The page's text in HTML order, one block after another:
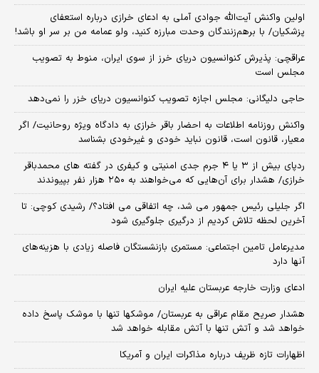
اولین واکنش آیت‌الله جوادی آملی به ادعای خرازی درباره استعفای
پزشکیان/ با برهم‌زنندگان وحدت مبارزه کنید، ولو عمامه من بر سر او باشد!
عراقچی: پذیرش کنوانسیون دریای خرز از سوی ایران، منوط به تصویب
مجلس است
حاجی دلیگانی: مجلس اجازه تصویب کنوانسیون دریای خزر را نمی‌دهد
واکنش روزنامه اطلاعات به احضار باقر خرازی به دادگاه ویژه روحانیت/ اگر
معیار، قانون است، قانون نباید خودی و غیرخودی بشناسد
ردپای بیش از ۳ یا ۴ جرم جدی امنیتی و کیفری در گفته های محمدباقر
خرازی/ هشدار برای آن‌هایی که می‌خواهند به ۲۵۰ هزار نفر بپیوندند
اگر جلیلی رئیس جمهور می شد، چه اتفاقی می افتاد؟/ رشیدی کوچی: تا
آخرین لحظه تلاش کردیم از درگیری جلوگیری شود
مدیرعامل تامین اجتماعی: مستمری بازنشستگان فاصله زیادی با هزینه‌های
آنها دارد
ادعای وزارت خارجه عربستان علیه ایران
هشدار صریح مقام عراقی به عربستان/ موشکها تنها با موشک پاسخ داده
خواهد شد و آتش تنها با آتش مقابله خواهد شد
اظهارات تازه ظریف درباره مذاکرات ایران و آمریکا